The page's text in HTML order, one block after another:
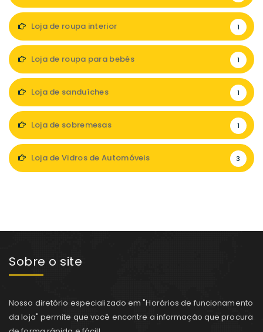
Loja de roupa interior 1
Loja de roupa para bebés 1
Loja de sanduíches 1
Loja de sobremesas 1
Loja de Vidros de Automóveis 3
Sobre o site
Nosso diretório especializado em "Horários de funcionamento
da loja" permite que você encontre a informação que procura